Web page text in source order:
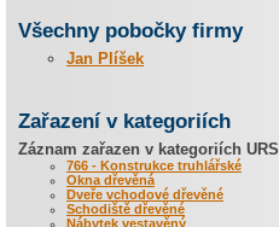
Všechny pobočky firmy
Jan Plíšek
Zařazení v kategoriích
Záznam zařazen v kategoriích URS
766 - Konstrukce truhlářské
Okna dřevěná
Dveře vchodové dřevěné
Schodiště dřevěné
Nábytek vestavěný